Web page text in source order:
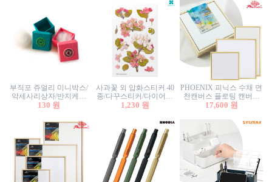
부직포 쥬얼리 미니박스/
악세사리상자/반지케이
스/반지상자/귀걸이상자/
130 원
사과꽃 외 압화스티커 40
종/다꾸스티커/다이어리
꾸미기/꽃스티커/자연물
1,230 원
PHOENIX 피닉스 수채 면
천캔버스 플로팅 캔버스
프레임세트 30x30cm/액자
17,600 원